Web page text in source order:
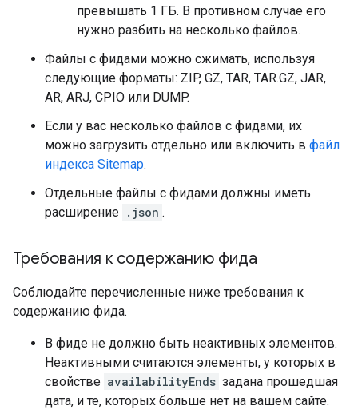
превышать 1 ГБ. В противном случае его
нужно разбить на несколько файлов.
Файлы с фидами можно сжимать, используя
следующие форматы: ZIP, GZ, TAR, TAR.GZ, JAR,
AR, ARJ, CPIO или DUMP.
Если у вас несколько файлов с фидами, их
можно загрузить отдельно или включить в файл
индекса Sitemap.
Отдельные файлы с фидами должны иметь
расширение .json .
Требования к содержанию фида
Соблюдайте перечисленные ниже требования к
содержанию фида.
В фиде не должно быть неактивных элементов.
Неактивными считаются элементы, у которых в
свойстве availabilityEnds задана прошедшая
дата, и те, которых больше нет на вашем сайте.